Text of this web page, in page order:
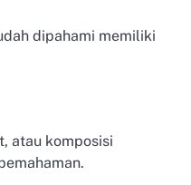
dipahami memiliki
atau komposisi